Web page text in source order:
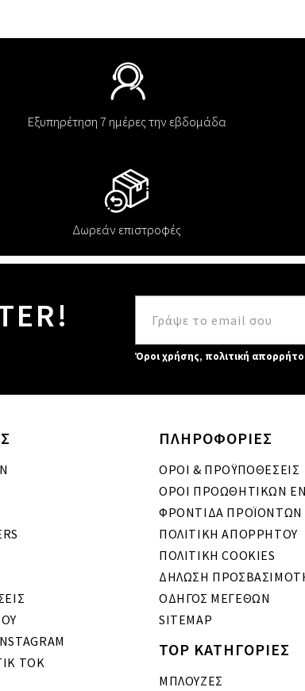
Εξυπηρέτηση 7 ημέρες την εβδομάδα
Δωρεάν επιστροφές
Όροι χρήσης, πολιτική
TOK
ΠΛΗΡΟΦΟΡΙΕΣ
ΟΡΟΙ & ΠΡΟΫΠΟΘΕΣΕΙΣ
ΟΡΟΙ ΠΡΟΩΘΗΤΙΚΩΝ
ΦΡΟΝΤΙΔΑ ΠΡΟΪΟΝΤΩΝ
ΠΟΛΙΤΙΚΗ ΑΠΟΡΡΗΤΟΥ
ΠΟΛΙΤΙΚΗ COOKIES
ΔΗΛΩΣΗ
ΟΔΗΓΟΣ ΜΕΓΕΘΩΝ
SITEMAP
TOP ΚΑΤΗΓΟΡΙΕΣ
ΜΠΛΟΥΖΕΣ